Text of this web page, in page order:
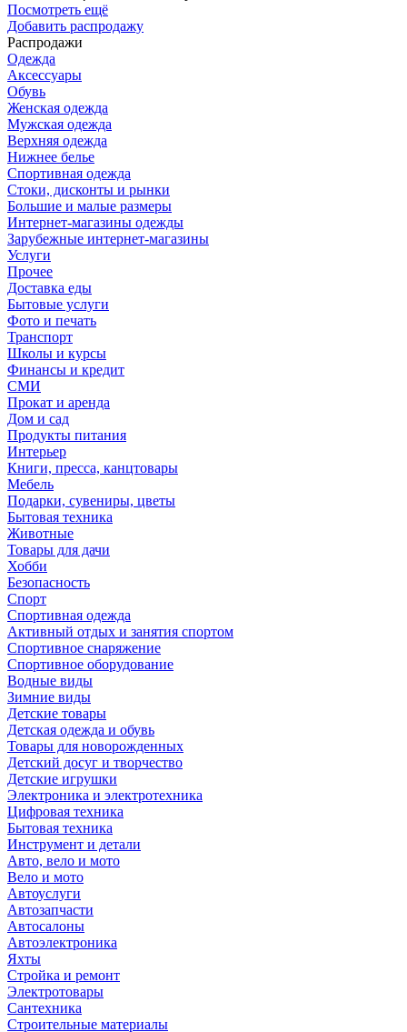
Посмотреть ещё
Добавить распродажу
Распродажи
Одежда
Аксессуары
Обувь
Женская одежда
Мужская одежда
Верхняя одежда
Нижнее белье
Спортивная одежда
Стоки, дисконты и рынки
Большие и малые размеры
Интернет-магазины одежды
Зарубежные интернет-магазины
Услуги
Прочее
Доставка еды
Бытовые услуги
Фото и печать
Транспорт
Школы и курсы
Финансы и кредит
СМИ
Прокат и аренда
Дом и сад
Продукты питания
Интерьер
Книги, пресса, канцтовары
Мебель
Подарки, сувениры, цветы
Бытовая техника
Животные
Товары для дачи
Хобби
Безопасность
Спорт
Спортивная одежда
Активный отдых и занятия спортом
Спортивное снаряжение
Спортивное оборудование
Водные виды
Зимние виды
Детские товары
Детская одежда и обувь
Товары для новорожденных
Детский досуг и творчество
Детские игрушки
Электроника и электротехника
Цифровая техника
Бытовая техника
Инструмент и детали
Авто, вело и мото
Вело и мото
Автоуслуги
Автозапчасти
Автосалоны
Автоэлектроника
Яхты
Стройка и ремонт
Электротовары
Сантехника
Строительные материалы